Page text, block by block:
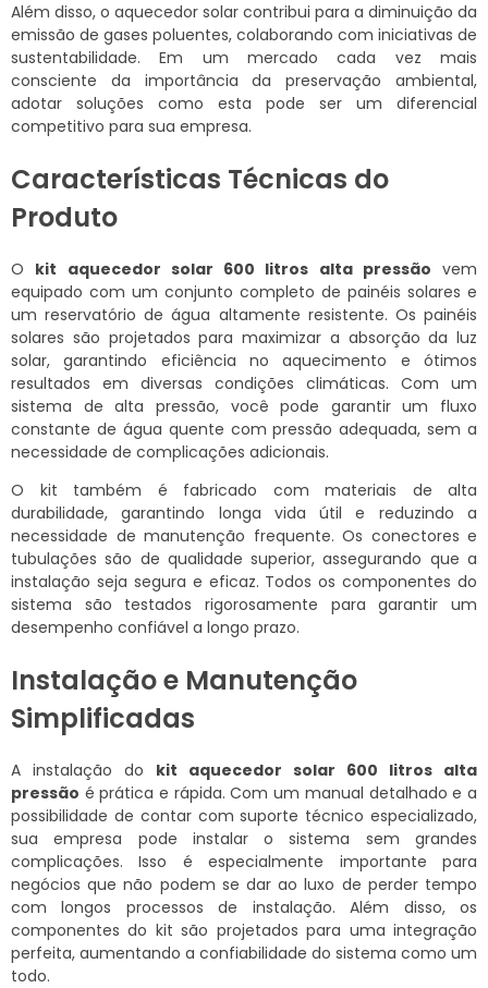
Além disso, o aquecedor solar contribui para a diminuição da
emissão de gases poluentes, colaborando com iniciativas de
sustentabilidade. Em um mercado cada vez mais
consciente da importância da preservação ambiental,
adotar soluções como esta pode ser um diferencial
competitivo para sua empresa.
Características Técnicas do
Produto
O kit aquecedor solar 600 litros alta pressão vem
equipado com um conjunto completo de painéis solares e
um reservatório de água altamente resistente. Os painéis
solares são projetados para maximizar a absorção da luz
solar, garantindo eficiência no aquecimento e ótimos
resultados em diversas condições climáticas. Com um
sistema de alta pressão, você pode garantir um fluxo
constante de água quente com pressão adequada, sem a
necessidade de complicações adicionais.
O kit também é fabricado com materiais de alta
durabilidade, garantindo longa vida útil e reduzindo a
necessidade de manutenção frequente. Os conectores e
tubulações são de qualidade superior, assegurando que a
instalação seja segura e eficaz. Todos os componentes do
sistema são testados rigorosamente para garantir um
desempenho confiável a longo prazo.
Instalação e Manutenção
Simplificadas
A instalação do kit aquecedor solar 600 litros alta
pressão é prática e rápida. Com um manual detalhado e a
possibilidade de contar com suporte técnico especializado,
sua empresa pode instalar o sistema sem grandes
complicações. Isso é especialmente importante para
negócios que não podem se dar ao luxo de perder tempo
com longos processos de instalação. Além disso, os
componentes do kit são projetados para uma integração
perfeita, aumentando a confiabilidade do sistema como um
todo.